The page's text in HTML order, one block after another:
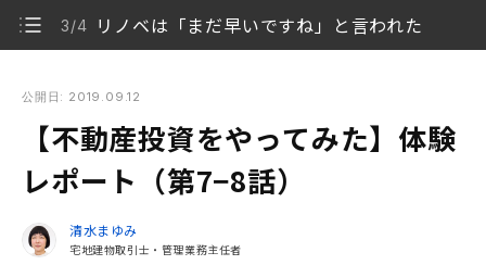
3/4 リノベは「まだ早いですね」と言われた
1/4 第7話：2件ほぼ即決。その上…
2/4 無謀な要望、リノベもしてみたい！
3/4 リノベは「まだ早いですね」と言われた
公開日: 2019.09.12
【不動産投資をやってみた】体験
レポート（第7−8話）
清水まゆみ
宅地建物取引士・管理業務主任者